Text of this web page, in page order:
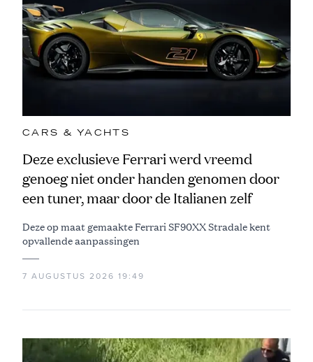
CARS & YACHTS
Deze exclusieve Ferrari werd vreemd
genoeg niet onder handen genomen door
een tuner, maar door de Italianen zelf
Deze op maat gemaakte Ferrari SF90XX Stradale kent
opvallende aanpassingen
7 AUGUSTUS 2026 19:49